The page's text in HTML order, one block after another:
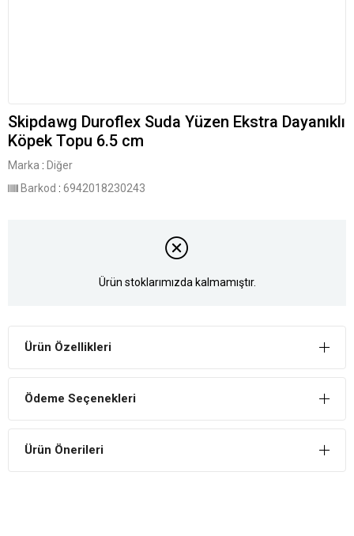
Skipdawg Duroflex Suda Yüzen Ekstra Dayanıklı
Köpek Topu 6.5 cm
Marka : Diğer
Barkod : 6942018230243
Ürün stoklarımızda kalmamıştır.
Ürün Özellikleri
Ödeme Seçenekleri
Ürün Önerileri